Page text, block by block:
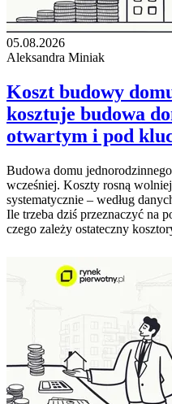
05.08.2026
Aleksandra Miniak
Koszt budowy
kosztuje budowa
otwartym i pod
Budowa domu
wcześniej. Koszty rosną
systematycznie – według
Ile trzeba dziś przeznaczyć na
czego zależy ostateczny